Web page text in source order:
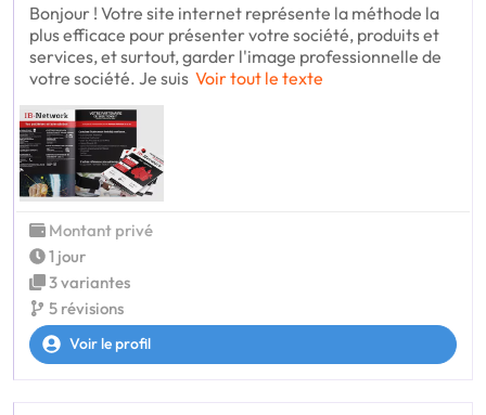
Bonjour ! Votre site internet représente la méthode la
plus efficace pour présenter votre société, produits et
services, et surtout, garder l'image professionnelle de
votre société. Je suis Voir tout le texte
Montant privé
1 jour
3 variantes
5 révisions
Voir le profil